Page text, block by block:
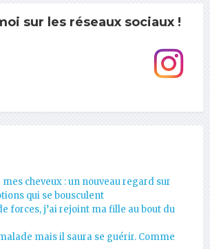
sur les réseaux sociaux !
mes cheveux : un nouveau regard sur
qui se bousculent
forces, j’ai rejoint ma fille au bout du
mais il saura se guérir. Comme